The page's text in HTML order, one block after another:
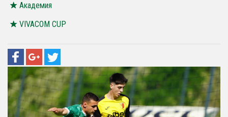
Академия
VIVACOM CUP